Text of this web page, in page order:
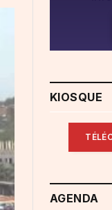
KIOSQUE
AGENDA